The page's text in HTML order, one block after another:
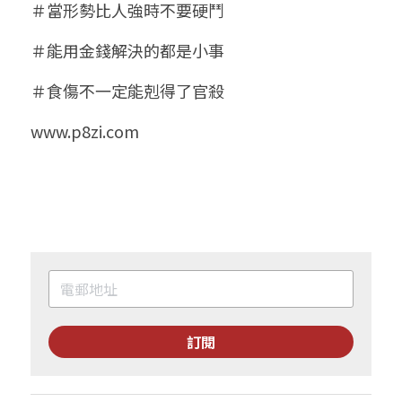
＃當形勢比人強時不要硬鬥
＃能用金錢解決的都是小事
＃食傷不一定能剋得了官殺
www.p8zi.com
訂閱